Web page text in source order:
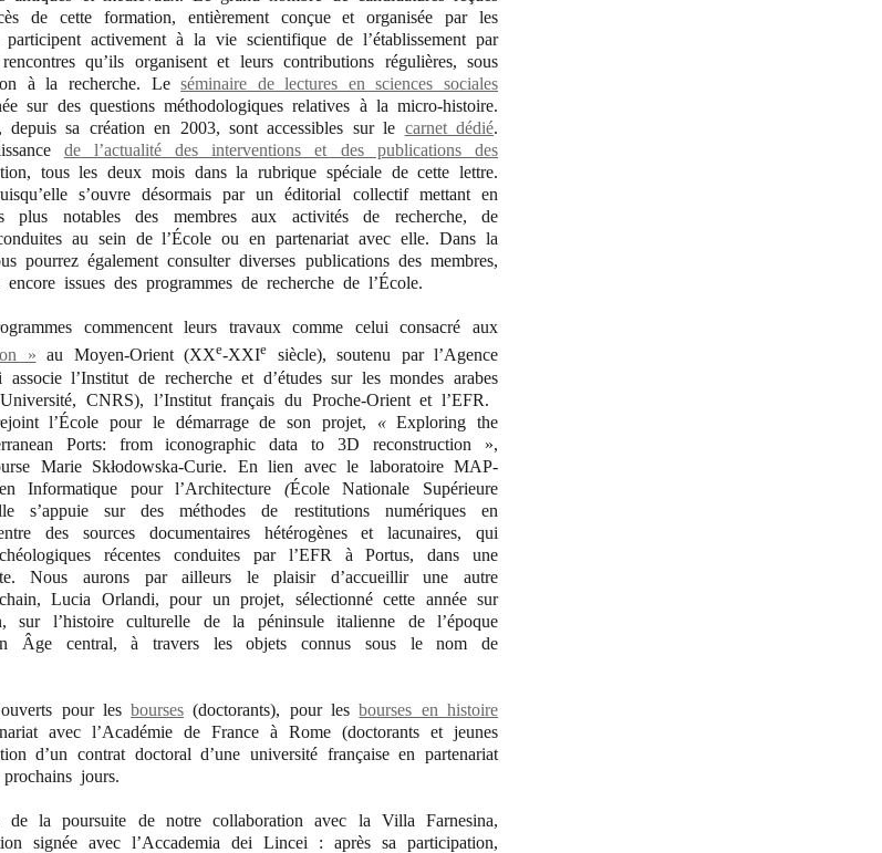
de cette formation, entièrement conçue et organisée par les
activement à la vie scientifique de l’établissement par
qu’ils organisent et leurs contributions régulières, sous
à la recherche. Leséminaire de lectures en sciences sociales
sur des questions méthodologiques relatives à la micro-histoire.
depuis sa création en 2003, sont accessibles sur le carnet dédié.
de l’actualité des interventions et des publications des
tous les deux mois dans la rubrique spéciale de cette lettre.
s’ouvre désormais par un éditorial collectif mettant en
plus notables des membres aux activités de recherche, de
au sein de l’École ou en partenariat avec elle. Dans la
pourrez également consulter diverses publications des membres,
issues des programmes de recherche de l’École.
commencent leurs travaux comme celui consacré aux
» au Moyen-Orient (XXe-XXIe siècle), soutenu par l’Agence
l’Institut de recherche et d’études sur les mondes arabes
CNRS), l’Institut français du Proche-Orient et l’EFR.
l’École pour le démarrage de son projet, «Exploring the
Ports: from iconographic data to 3D reconstruction »,
Marie Skłodowska-Curie. En lien avec le laboratoire MAP-
Informatique pour l’Architecture (École Nationale Supérieure
s’appuie sur desméthodes de restitutions numériques en
des sources documentaires hétérogènes et lacunaires, qui
récentes conduites par l’EFR à Portus,dans une
Nous aurons par ailleurs le plaisir d’accueillir une autre
Lucia Orlandi, pour un projet, sélectionné cette année sur
sur l’histoire culturelle de la péninsule italienne de l’époque
Âge central, à travers les objets connus sous le nom de
ouverts pour lesbourses (doctorants), pour lesbourses en histoire
avec l’Académie de France à Rome (doctorants et jeunes
d’un contrat doctoral d’une université française en partenariat
prochains jours.
de la poursuite de notre collaboration avec la Villa Farnesina,
signée avec l’Accademia dei Lincei : après sa participation,